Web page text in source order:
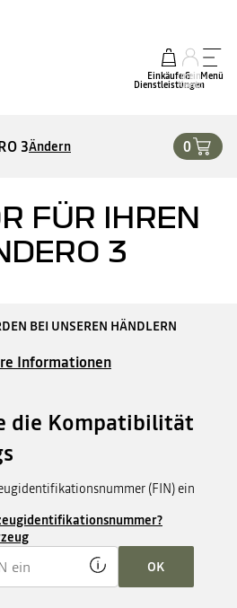
Einkäufe &
Dienstleistungen
mein
Konto
Menü
3Ändern 0
FÜR IHREN
3
BEI UNSEREN HÄNDLERN
Informationen
die Kompatibilität
(FIN) ein
OK